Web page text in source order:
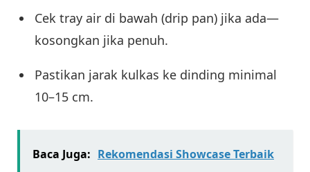
Cek tray air di bawah (drip pan) jika ada—
kosongkan jika penuh.
Pastikan jarak kulkas ke dinding minimal
10–15 cm.
Baca Juga: Rekomendasi Showcase Terbaik